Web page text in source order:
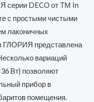
серии DECO от ТМ In
с простыми чистыми
лаконичных
ГЛОРИЯ представлена
вариаций
Вт) позволяют
прибор в
помещения.